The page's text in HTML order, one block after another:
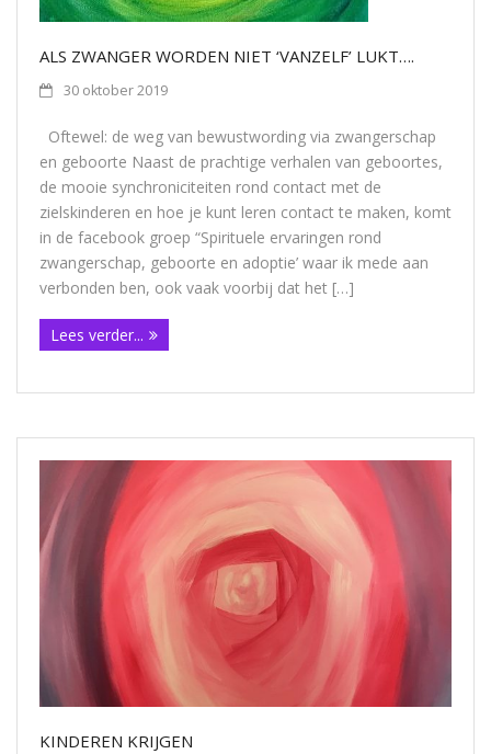
ALS ZWANGER WORDEN NIET ‘VANZELF’ LUKT….
30 oktober 2019
Oftewel: de weg van bewustwording via zwangerschap
en geboorte Naast de prachtige verhalen van geboortes,
de mooie synchroniciteiten rond contact met de
zielskinderen en hoe je kunt leren contact te maken, komt
in de facebook groep “Spirituele ervaringen rond
zwangerschap, geboorte en adoptie’ waar ik mede aan
verbonden ben, ook vaak voorbij dat het […]
Lees verder...
KINDEREN KRIJGEN